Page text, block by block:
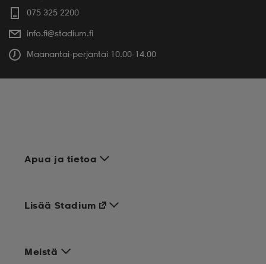
075 325 2200
info.fi@stadium.fi
Maanantai-perjantai 10.00-14.00
Apua ja tietoa
Meistä
Lisää Stadium